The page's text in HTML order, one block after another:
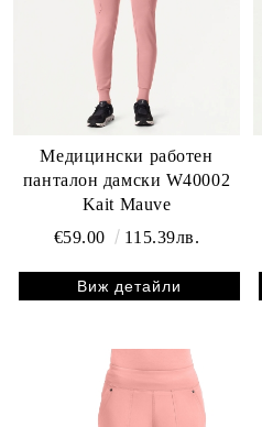
Медицински работен
панталон дамски W40002
Kait Mauve
€59.00
115.39лв.
Виж детайли